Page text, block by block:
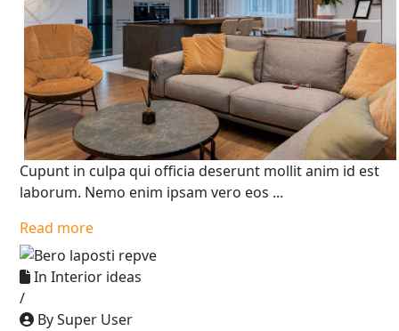
Cupunt in culpa qui officia deserunt mollit anim id est
laborum. Nemo enim ipsam vero eos ...
Read more
In Interior ideas
/
By Super User